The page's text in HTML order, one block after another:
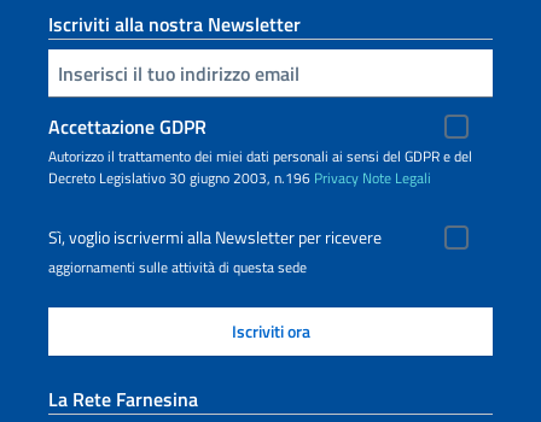
Iscriviti alla nostra Newsletter
Inserisci la tua email
Accettazione GDPR
Autorizzo il trattamento dei miei dati personali ai sensi del GDPR e del
Decreto Legislativo 30 giugno 2003, n.196 Privacy Note Legali
Sì, voglio iscrivermi alla Newsletter per ricevere
aggiornamenti sulle attività di questa sede
La Rete Farnesina